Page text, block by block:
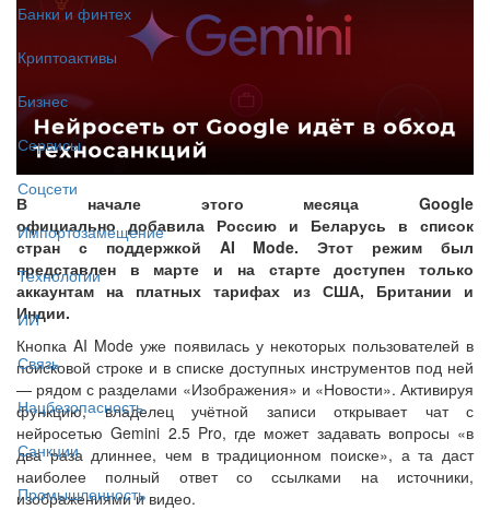
Банки и финтех
Криптоактивы
Бизнес
Сервисы
Соцсети
Импортозамещение
Технологии
ИИ
Связь
Нацбезопасность
Санкции
Промышленность
В начале этого месяца Google
официально добавила Россию и Беларусь в список
стран с поддержкой AI Mode. Этот режим был
представлен в марте и на старте доступен только
аккаунтам на платных тарифах из США, Британии и
Индии.
Кнопка AI Mode уже появилась у некоторых пользователей в
поисковой строке и в списке доступных инструментов под ней
— рядом с разделами «Изображения» и «Новости». Активируя
функцию, владелец учётной записи открывает чат с
нейросетью Gemini 2.5 Pro, где может задавать вопросы «в
два раза длиннее, чем в традиционном поиске», а та даст
наиболее полный ответ со ссылками на источники,
изображениями и видео.